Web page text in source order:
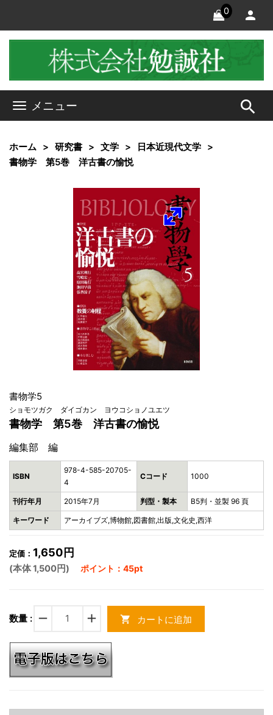
0
メニュー search
ホーム 研究書 文学
日本近現代文学
書物学 第5巻 洋古書の愉悦
書物学5
ショモツガク ダイゴカン ヨウコショノユエツ
書物学 第5巻 洋古書の愉悦
編集部 編
ISBN
978-4-585-20705-
4
Cコード 1000
刊行年月 2015年7月 判型・製本 B5判・並製 96 頁
キーワード アーカイブズ,博物館,図書館,出版,文化史,西洋
定価： 1,650円
(本体 1,500円) ポイント：45pt
数量 : remove add shopping_cart カートに追加